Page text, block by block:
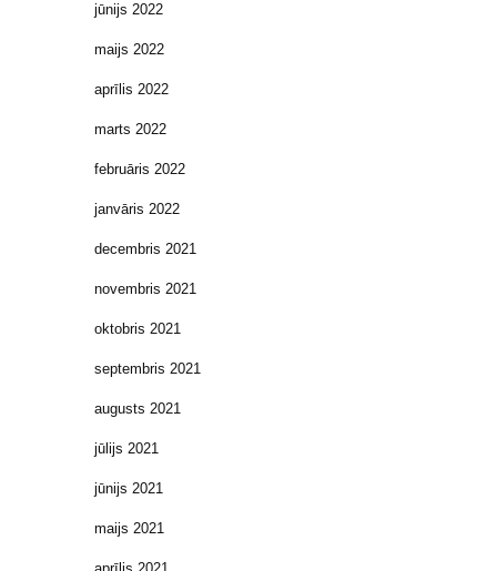
jūnijs 2022
maijs 2022
aprīlis 2022
marts 2022
februāris 2022
janvāris 2022
decembris 2021
novembris 2021
oktobris 2021
septembris 2021
augusts 2021
jūlijs 2021
jūnijs 2021
maijs 2021